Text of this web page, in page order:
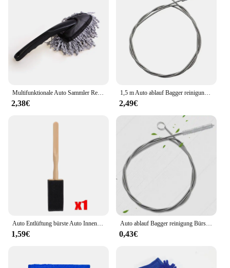
2,38€
1,5 m Auto ablauf Bagger reinigung Bürste Auto Schiebedach langes Werkzeug Zubehör Detail lierung Autos chläuche Reinigung m6y7
2,49€
1,59€
Auto ablauf Bagger reinigung Bürste Abfluss schläuche Abfluss multifunktion ales Entwässerung werkzeug Autozubehör Küchen zubehör
0,43€